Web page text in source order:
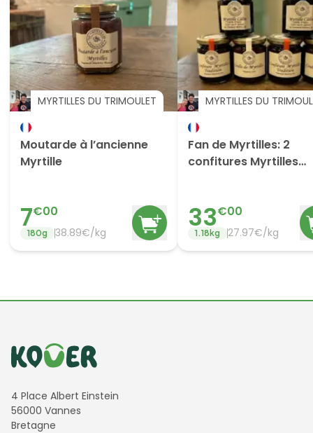
MYRTILLES DU TRIMOULET
Moutarde à l’ancienne
Myrtille
7€00
180g 38.89€/kg
MYRTILLES DU
Fan de Myrtilles: 2
confitures Myrtilles
33€00
1.18kg 27.97€/kg
Informations de contact
4 Place Albert Einstein
56000 Vannes
Bretagne